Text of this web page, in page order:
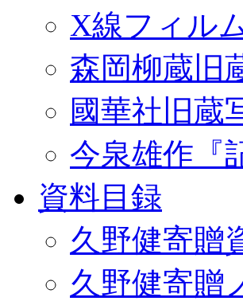
X線フィル
森岡柳蔵旧
國華社旧蔵
今泉雄作『
資料目録
久野健寄贈
久野健寄贈